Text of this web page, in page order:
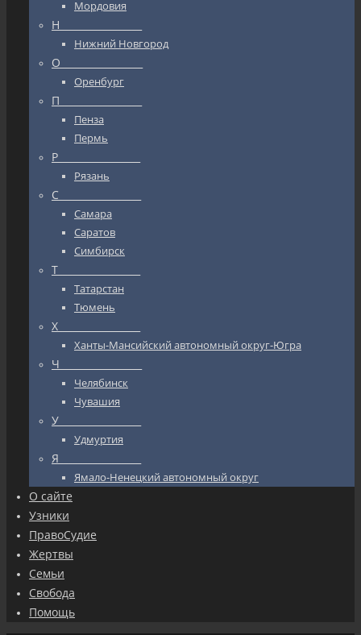
Мордовия
Н_________________
Нижний Новгород
О_________________
Оренбург
П_________________
Пенза
Пермь
Р_________________
Рязань
С_________________
Самара
Саратов
Симбирск
Т_________________
Татарстан
Тюмень
Х_________________
Ханты-Мансийский автономный округ-Югра
Ч_________________
Челябинск
Чувашия
У_________________
Удмуртия
Я_________________
Ямало-Ненецкий автономный округ
О сайте
Узники
ПравоСудие
Жертвы
Семьи
Свобода
Помощь